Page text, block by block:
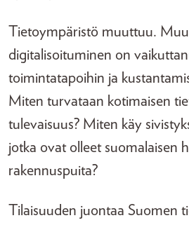
Tietoympäristö muuttuu.
digitalisoituminen on
toimintatapoihin ja
Miten turvataan kotimaisen
tulevaisuus? Miten käy
jotka ovat olleet suomalaisen
rakennuspuita?
Tilaisuuden juontaa Suomen